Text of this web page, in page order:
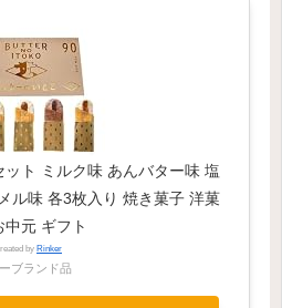
ト ミルク味 あんバター味 塩
ル味 各3枚入り 焼き菓子 洋菓
中元 ギフト
byRinker
ーブランド品